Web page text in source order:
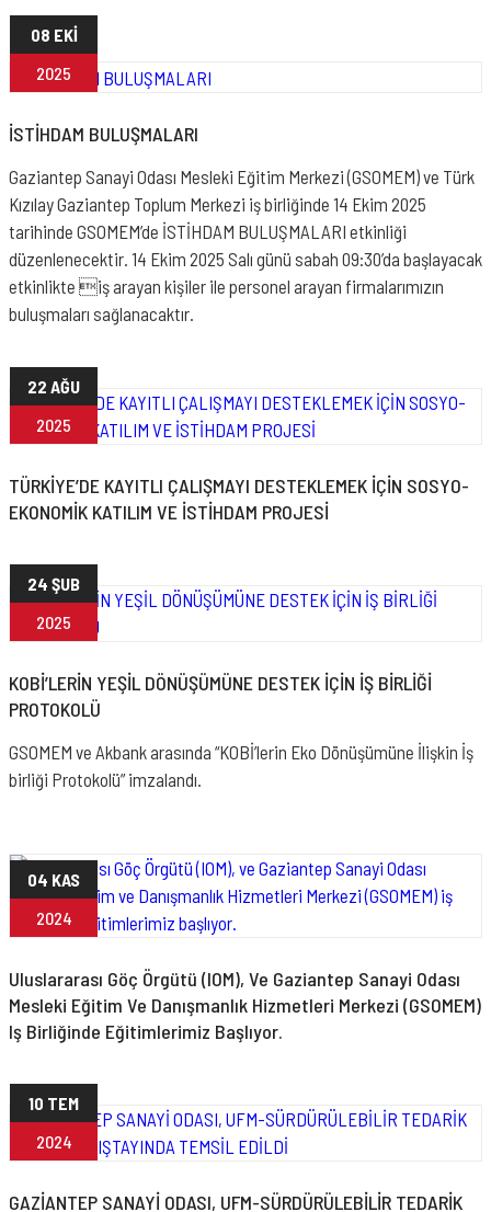
08 EKİ
2025
İSTİHDAM BULUŞMALARI
Gaziantep Sanayi Odası Mesleki Eğitim Merkezi (GSOMEM) ve Türk
Kızılay Gaziantep Toplum Merkezi iş birliğinde 14 Ekim 2025
tarihinde GSOMEM’de İSTİHDAM BULUŞMALARI etkinliği
düzenlenecektir. 14 Ekim 2025 Salı günü sabah 09:30’da başlayacak
etkinlikte iş arayan kişiler ile personel arayan firmalarımızın
buluşmaları sağlanacaktır.
22 AĞU
2025
TÜRKİYE’DE KAYITLI ÇALIŞMAYI DESTEKLEMEK İÇİN SOSYO-
EKONOMİK KATILIM VE İSTİHDAM PROJESİ
24 ŞUB
2025
KOBİ’LERİN YEŞİL DÖNÜŞÜMÜNE DESTEK İÇİN İŞ BİRLİĞİ
PROTOKOLÜ
GSOMEM ve Akbank arasında “KOBİ’lerin Eko Dönüşümüne İlişkin İş
birliği Protokolü” imzalandı.
04 KAS
2024
Uluslararası Göç Örgütü (IOM), Ve Gaziantep Sanayi Odası
Mesleki Eğitim Ve Danışmanlık Hizmetleri Merkezi (GSOMEM)
Iş Birliğinde Eğitimlerimiz Başlıyor.
10 TEM
2024
GAZİANTEP SANAYİ ODASI, UFM-SÜRDÜRÜLEBİLİR TEDARİK